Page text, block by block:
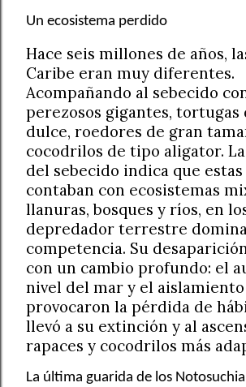
Un ecosistema perdido
Hace seis millones de años,
Caribe eran muy diferentes.
Acompañando al sebecido
perezosos gigantes, tortugas
dulce, roedores de gran
cocodrilos de tipo aligator.
del sebecido indica que estas
contaban con ecosistemas
llanuras, bosques y ríos, en
depredador terrestre
competencia. Su
con un cambio profundo: el
nivel del mar y el aislamiento
provocaron la pérdida de
llevó a su extinción y al
rapaces y cocodrilos más
La última guarida de los Notosuchia